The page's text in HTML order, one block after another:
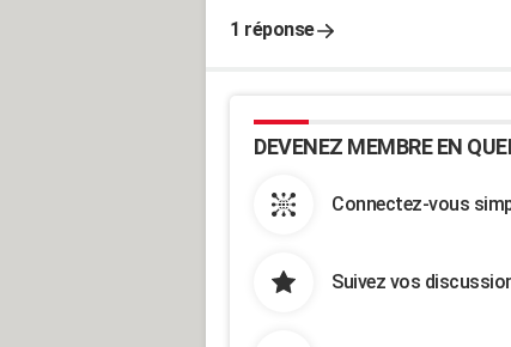
1 réponse
DEVENEZ MEMBRE EN
Connectez-vous
Suivez vos